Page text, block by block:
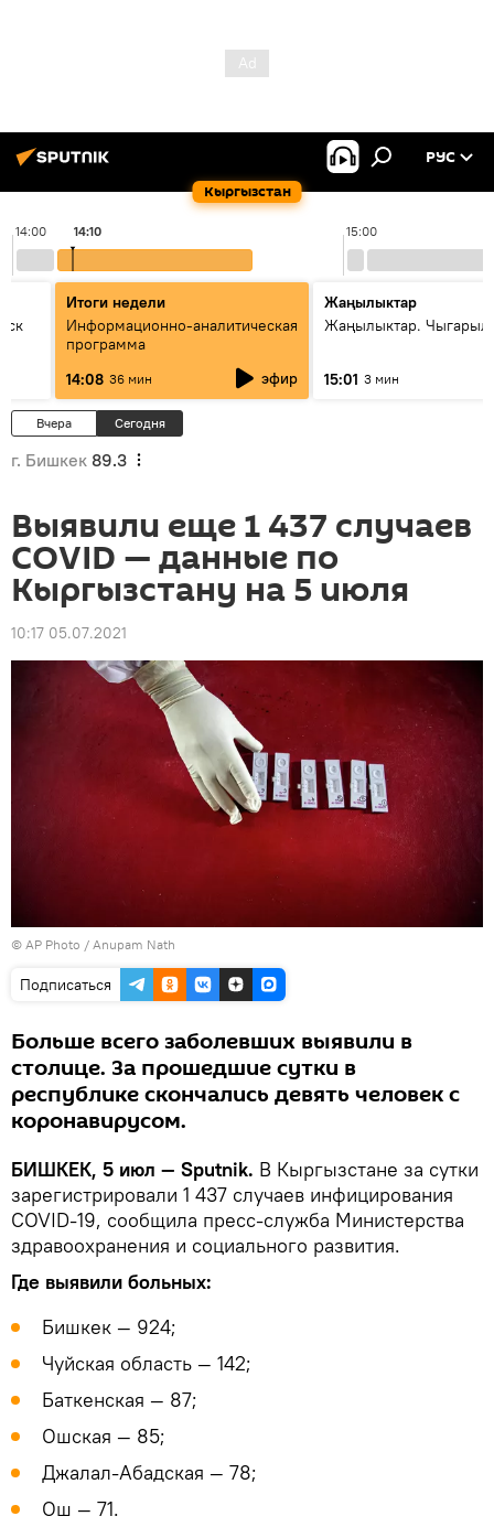
Кыргызстан
РУС
14:00 15:00
14:10
Итоги недели
Информационно-аналитическая
программа
14:08 36 мин эфир
Жаңылыктар
Жаңылыктар.
15:01 3 мин
Вчера Сегодня
г. Бишкек 89.3
Выявили еще 1 437 случаев
COVID — данные по
Кыргызстану на 5 июля
10:17 05.07.2021
© AP Photo / Anupam Nath
Подписаться
Больше всего заболевших выявили в
столице. За прошедшие сутки в
республике скончались девять человек с
коронавирусом.
БИШКЕК, 5 июл — Sputnik. В Кыргызстане за сутки
зарегистрировали 1 437 случаев инфицирования
COVID-19, сообщила пресс-служба Министерства
здравоохранения и социального развития.
Где выявили больных:
Бишкек — 924;
Чуйская область — 142;
Баткенская — 87;
Ошская — 85;
Джалал-Абадская — 78;
Ош — 71.